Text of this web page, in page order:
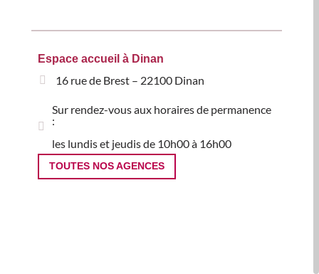
Espace accueil à Dinan
16 rue de Brest – 22100 Dinan
Sur rendez-vous aux horaires de permanence
:
les lundis et jeudis de 10h00 à 16h00
TOUTES NOS AGENCES